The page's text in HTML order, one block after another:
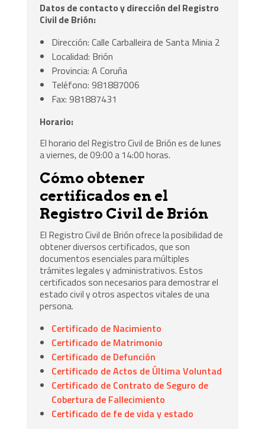
Datos de contacto y dirección del Registro
Civil de Brión:
Dirección: Calle Carballeira de Santa Minia 2
Localidad: Brión
Provincia: A Coruña
Teléfono: 981887006
Fax: 981887431
Horario:
El horario del Registro Civil de Brión es de lunes
a viernes, de 09:00 a 14:00 horas.
Cómo obtener
certificados en el
Registro Civil de Brión
El Registro Civil de Brión ofrece la posibilidad de
obtener diversos certificados, que son
documentos esenciales para múltiples
trámites legales y administrativos. Estos
certificados son necesarios para demostrar el
estado civil y otros aspectos vitales de una
persona.
Certificado de Nacimiento
Certificado de Matrimonio
Certificado de Defunción
Certificado de Actos de Última Voluntad
Certificado de Contrato de Seguro de
Cobertura de Fallecimiento
Certificado de fe de vida y estado